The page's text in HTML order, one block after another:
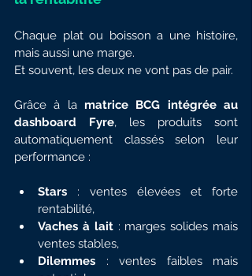
Chaque plat ou boisson a une histoire,
mais aussi une marge.
Et souvent, les deux ne vont pas de pair.
Grâce à la matrice BCG intégrée au
dashboard Fyre, les produits sont
automatiquement classés selon leur
performance :
Stars : ventes élevées et forte
rentabilité,
Vaches à lait : marges solides mais
ventes stables,
Dilemmes : ventes faibles mais